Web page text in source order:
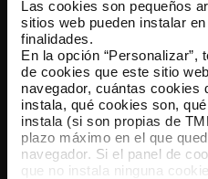
Las cookies son pequeños
sitios web pueden instalar
finalidades.
En la opción
de cookies que este sitio
navegador, cuántas cookies
instala, qué cookies son,
instala (si son propias de
plazo máximo en el que
navegador. Si el panel de
que no instala ninguna
TMB App
Descárgate TMB App y compra
App Store